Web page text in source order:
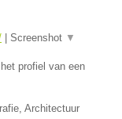
Screenshot ▼
profiel van een
Architectuur